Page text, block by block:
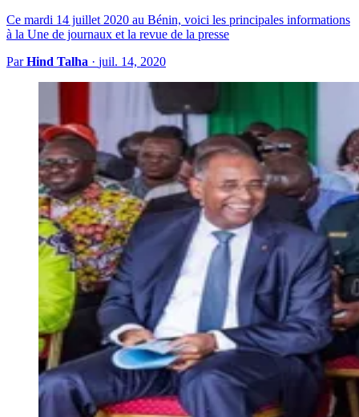
Ce mardi 14 juillet 2020 au Bénin, voici les principales informations
à la Une de journaux et la revue de la presse
ParHind Talha · juil. 14, 2020